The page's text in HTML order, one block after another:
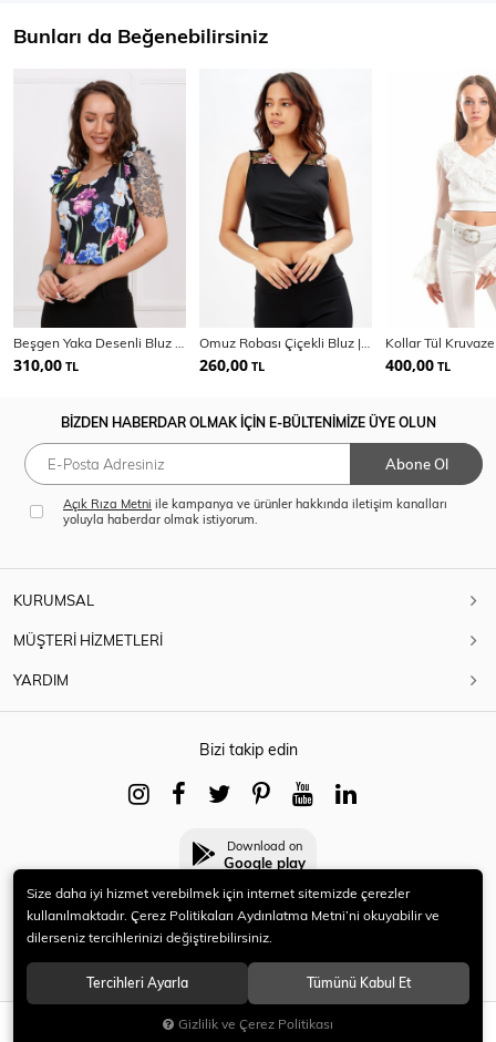
SEPETE EKLE
Bunları da Beğenebilirsiniz
310,00 TL 260,00 TL 400,00 TL
BİZDEN HABERDAR OLMAK İÇİN E-BÜLTENİMİZE ÜYE OLUN
Abone Ol
Açık Rıza Metni ile kampanya ve ürünler hakkında iletişim kanalları
yoluyla haberdar olmak istiyorum.
KURUMSAL
MÜŞTERİ HİZMETLERİ
YARDIM
Bizi takip edin
Download on
Google play
© 2021 HERYENİ. Tüm hakları saklıdır.
Size daha iyi hizmet verebilmek için internet sitemizde çerezler
kullanılmaktadır. Çerez Politikaları Aydınlatma Metni’ni okuyabilir ve
dilerseniz tercihlerinizi değiştirebilirsiniz.
Tercihleri Ayarla Tümünü Kabul Et
Gizlilik ve Çerez Politikası